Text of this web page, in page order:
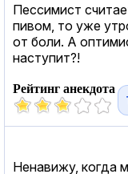
Пессимист
пивом, то уже
от боли. А
наступит?!
Рейтинг анекдота
Ненавижу, когда